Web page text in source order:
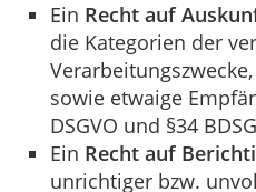
Ein Recht auf
die Kategorien der
sowie etwaige
DSGVO und §34
Ein Recht auf
unrichtiger bzw.